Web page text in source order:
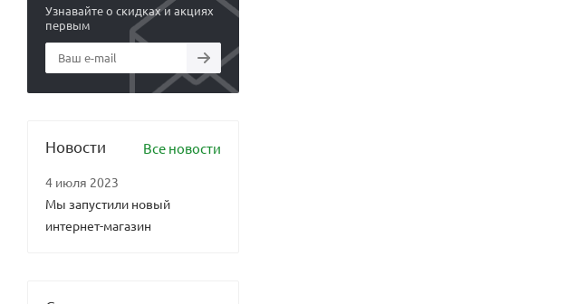
Узнавайте о скидках и акциях
первым
Новости Все новости
4 июля 2023
Мы запустили новый
интернет-магазин